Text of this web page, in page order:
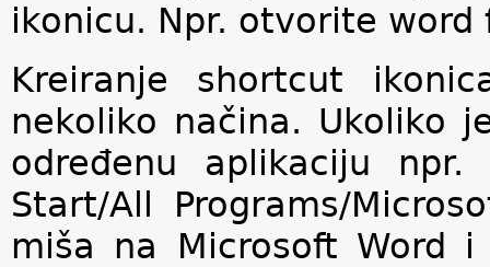
ikonicu. Npr. otvorite word
Kreiranje shortcut
nekoliko načina. Ukoliko
određenu aplikaciju
Start/All Programs/
miša na Microsoft Word